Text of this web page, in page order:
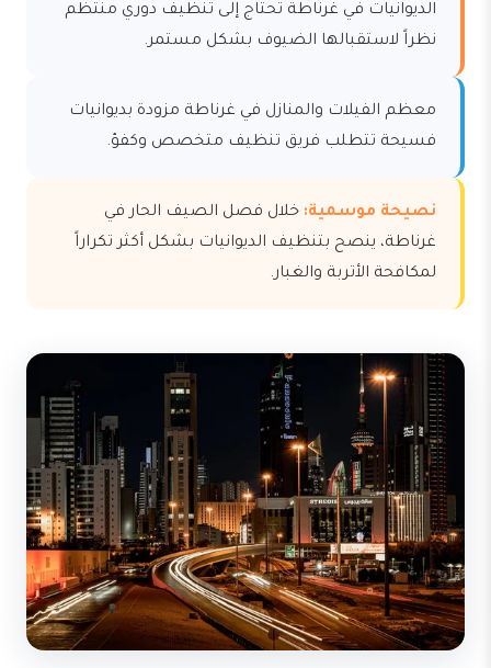
الديوانيات في غرناطة تحتاج إلى تنظيف دوري منتظم
نظراً لاستقبالها الضيوف بشكل مستمر.
معظم الفيلات والمنازل في غرناطة مزودة بديوانيات
فسيحة تتطلب فريق تنظيف متخصص وكفؤ.
نصيحة موسمية: خلال فصل الصيف الحار في
غرناطة، ينصح بتنظيف الديوانيات بشكل أكثر تكراراً
لمكافحة الأتربة والغبار.